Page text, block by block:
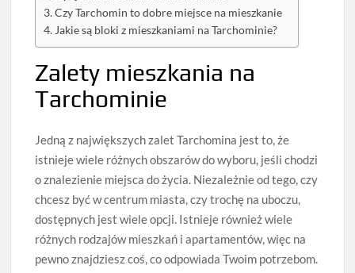
Czy Tarchomin to dobre miejsce na mieszkanie
Jakie są bloki z mieszkaniami na Tarchominie?
Zalety mieszkania na
Tarchominie
Jedną z największych zalet Tarchomina jest to, że
istnieje wiele różnych obszarów do wyboru, jeśli chodzi
o znalezienie miejsca do życia. Niezależnie od tego, czy
chcesz być w centrum miasta, czy trochę na uboczu,
dostępnych jest wiele opcji. Istnieje również wiele
różnych rodzajów mieszkań i apartamentów, więc na
pewno znajdziesz coś, co odpowiada Twoim potrzebom.